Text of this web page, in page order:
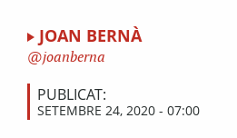
JOAN BERNÀ
joanberna
PUBLICAT:
SETEMBRE 24, 2020 - 07:00